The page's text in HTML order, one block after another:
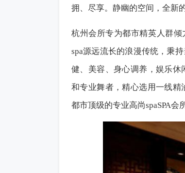
拥、尽享。静幽的空间，全新
杭州会所专为都市精英人群
spa源远流长的浪漫传统，秉
健、美容、身心调养，娱乐
和专业舞者，精心选用一线
都市顶级的专业高尚spaSPA会所